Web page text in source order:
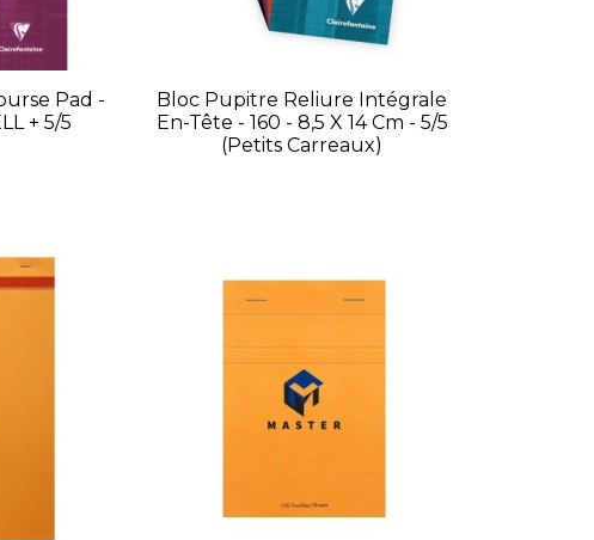
Pad -
+ 5/5
Bloc Pupitre Reliure Intégrale
En-Tête - 160 - 8,5 X 14 Cm - 5/5
(petits Carreaux)